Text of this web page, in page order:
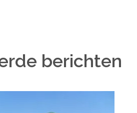
berichten